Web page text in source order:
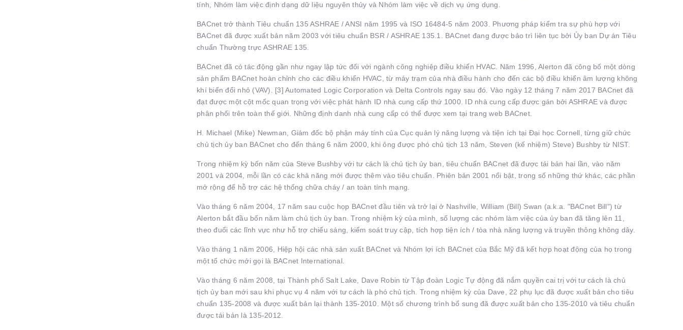
tính, Nhóm làm việc định dạng dữ liệu nguyên thủy và Nhóm làm việc về dịch vụ ứng dụng.
BACnet trở thành Tiêu chuẩn 135 ASHRAE / ANSI năm 1995 và ISO 16484-5 năm 2003. Phương pháp kiểm tra sự phù hợp với
BACnet đã được xuất bản năm 2003 với tiêu chuẩn BSR / ASHRAE 135.1. BACnet đang được bảo trì liên tục bởi Ủy ban Dự án Tiêu
chuẩn Thường trực ASHRAE 135.
BACnet đã có tác động gần như ngay lập tức đối với ngành công nghiệp điều khiển HVAC. Năm 1996, Alerton đã công bố một dòng
sản phẩm BACnet hoàn chỉnh cho các điều khiển HVAC, từ máy trạm của nhà điều hành cho đến các bộ điều khiển âm lượng không
khí biến đổi nhỏ (VAV). [3] Automated Logic Corporation và Delta Controls ngay sau đó. Vào ngày 12 tháng 7 năm 2017 BACnet đã
đạt được một cột mốc quan trọng với việc phát hành ID nhà cung cấp thứ 1000. ID nhà cung cấp được gán bởi ASHRAE và được
phân phối trên toàn thế giới. Những định danh nhà cung cấp có thể được xem tại trang web BACnet.
H. Michael (Mike) Newman, Giám đốc bộ phận máy tính của Cục quản lý năng lượng và tiện ích tại Đại học Cornell, từng giữ chức
chủ tịch ủy ban BACnet cho đến tháng 6 năm 2000, khi ông được phó chủ tịch 13 năm, Steven (kế nhiệm) Steve) Bushby từ NIST.
Trong nhiệm kỳ bốn năm của Steve Bushby với tư cách là chủ tịch ủy ban, tiêu chuẩn BACnet đã được tái bản hai lần, vào năm
2001 và 2004, mỗi lần có các khả năng mới được thêm vào tiêu chuẩn. Phiên bản 2001 nổi bật, trong số những thứ khác, các phần
mở rộng để hỗ trợ các hệ thống chữa cháy / an toàn tính mạng.
Vào tháng 6 năm 2004, 17 năm sau cuộc họp BACnet đầu tiên và trở lại ở Nashville, William (Bill) Swan (a.k.a. "BACnet Bill") từ
Alerton bắt đầu bốn năm làm chủ tịch ủy ban. Trong nhiệm kỳ của mình, số lượng các nhóm làm việc của ủy ban đã tăng lên 11,
theo đuổi các lĩnh vực như hỗ trợ chiếu sáng, kiểm soát truy cập, tích hợp tiện ích / tòa nhà năng lượng và truyền thông không dây.
Vào tháng 1 năm 2006, Hiệp hội các nhà sản xuất BACnet và Nhóm lợi ích BACnet của Bắc Mỹ đã kết hợp hoạt động của họ trong
một tổ chức mới gọi là BACnet International.
Vào tháng 6 năm 2008, tại Thành phố Salt Lake, Dave Robin từ Tập đoàn Logic Tự động đã nắm quyền cai trị với tư cách là chủ
tịch ủy ban mới sau khi phục vụ 4 năm với tư cách là phó chủ tịch. Trong nhiệm kỳ của Dave, 22 phụ lục đã được xuất bản cho tiêu
chuẩn 135-2008 và được xuất bản lại thành 135-2010. Một số chương trình bổ sung đã được xuất bản cho 135-2010 và tiêu chuẩn
được tái bản là 135-2012.